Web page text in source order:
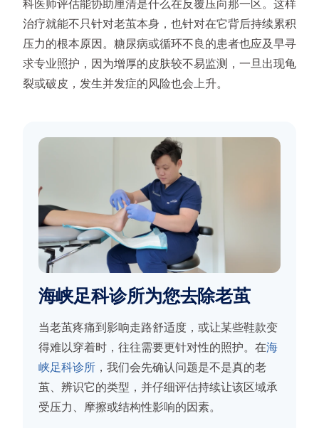
科医师评估能协助厘清是什么在反覆压向那一区。这样
治疗就能不只针对老茧本身，也针对在它背后持续累积
压力的根本原因。糖尿病或循环不良的患者也应及早寻
求专业照护，因为增厚的皮肤较不易监测，一旦出现龟
裂或破皮，发生并发症的风险也会上升。
海峡足科诊所为您去除老茧
当老茧疼痛到影响走路舒适度，或让某些鞋款变
得难以穿着时，往往需要更针对性的照护。在海
峡足科诊所，我们会先确认问题是不是真的老
茧、辨识它的类型，并仔细评估持续让该区域承
受压力、摩擦或结构性影响的因素。